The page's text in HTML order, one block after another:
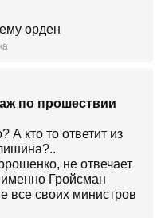
орден
по прошествии
А кто то ответит из
не отвечает
Гройсман
все своих министров